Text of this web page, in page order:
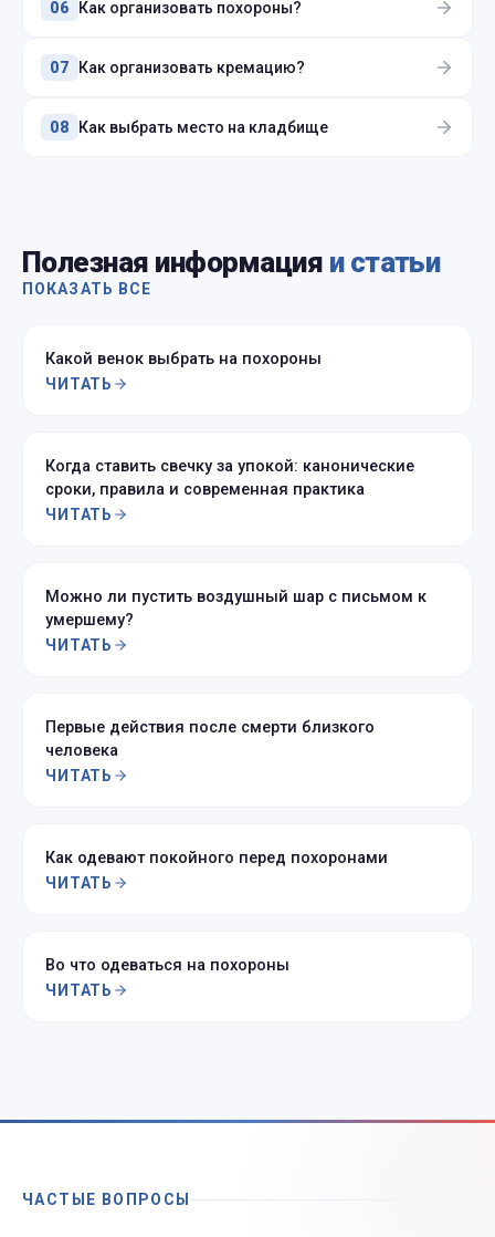
06 Как организовать похороны?
07 Как организовать кремацию?
08 Как выбрать место на кладбище
Полезная информация и статьи
ПОКАЗАТЬ ВСЕ
Какой венок выбрать на похороны
ЧИТАТЬ
Когда ставить свечку за упокой: канонические
сроки, правила и современная практика
ЧИТАТЬ
Можно ли пустить воздушный шар с письмом к
умершему?
ЧИТАТЬ
Первые действия после смерти близкого
человека
ЧИТАТЬ
Как одевают покойного перед похоронами
ЧИТАТЬ
Во что одеваться на похороны
ЧИТАТЬ
ЧАСТЫЕ ВОПРОСЫ